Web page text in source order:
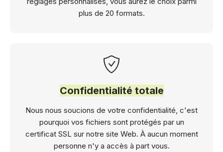
plus de 20 formats.
Confidentialité totale
Nous nous soucions de votre confidentialité, c'est
pourquoi vos fichiers sont protégés par un
certificat SSL sur notre site Web. À aucun moment
personne n'y a accès à part vous.